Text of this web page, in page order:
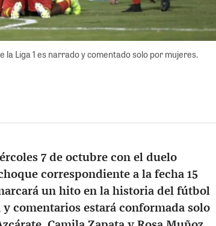
Liga 1 es narrado y comentado solo por mujeres.
7 de octubre con el duelo
correspondiente a la fecha 15
un hito en la historia del fútbol
comentarios estará conformada solo